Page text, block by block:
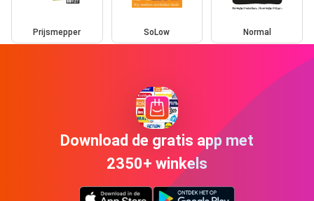
Prijsmepper SoLow Normal
Download de gratis app met
2350+ winkels